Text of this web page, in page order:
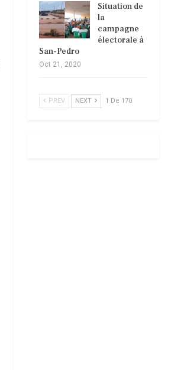
Situation de
la
campagne
électorale à
San-Pedro
Oct 21, 2020
PREV NEXT 1 De 170